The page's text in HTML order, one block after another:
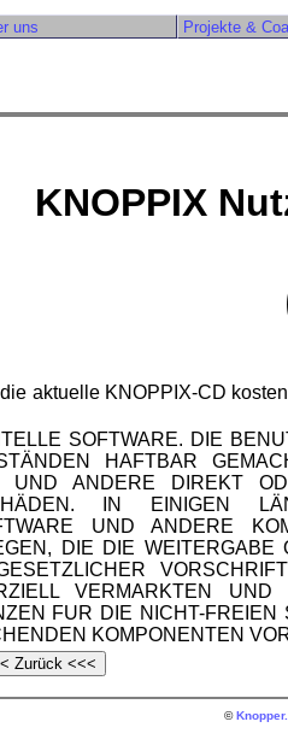
uns Projekte &
KNOPPIX
aktuelle KNOPPIX-CD
SOFTWARE. DIE
HAFTBAR
UND ANDERE DIREKT
IN EINIGEN
UND ANDERE
DIE DIE
VERMARKTEN
FUR DIE NICHT-
KOMPONENTEN
©